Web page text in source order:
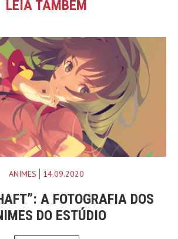
LEIA TAMBÉM
ANIMES 14.09.2020
A FOTOGRAFIA DOS
DO ESTÚDIO